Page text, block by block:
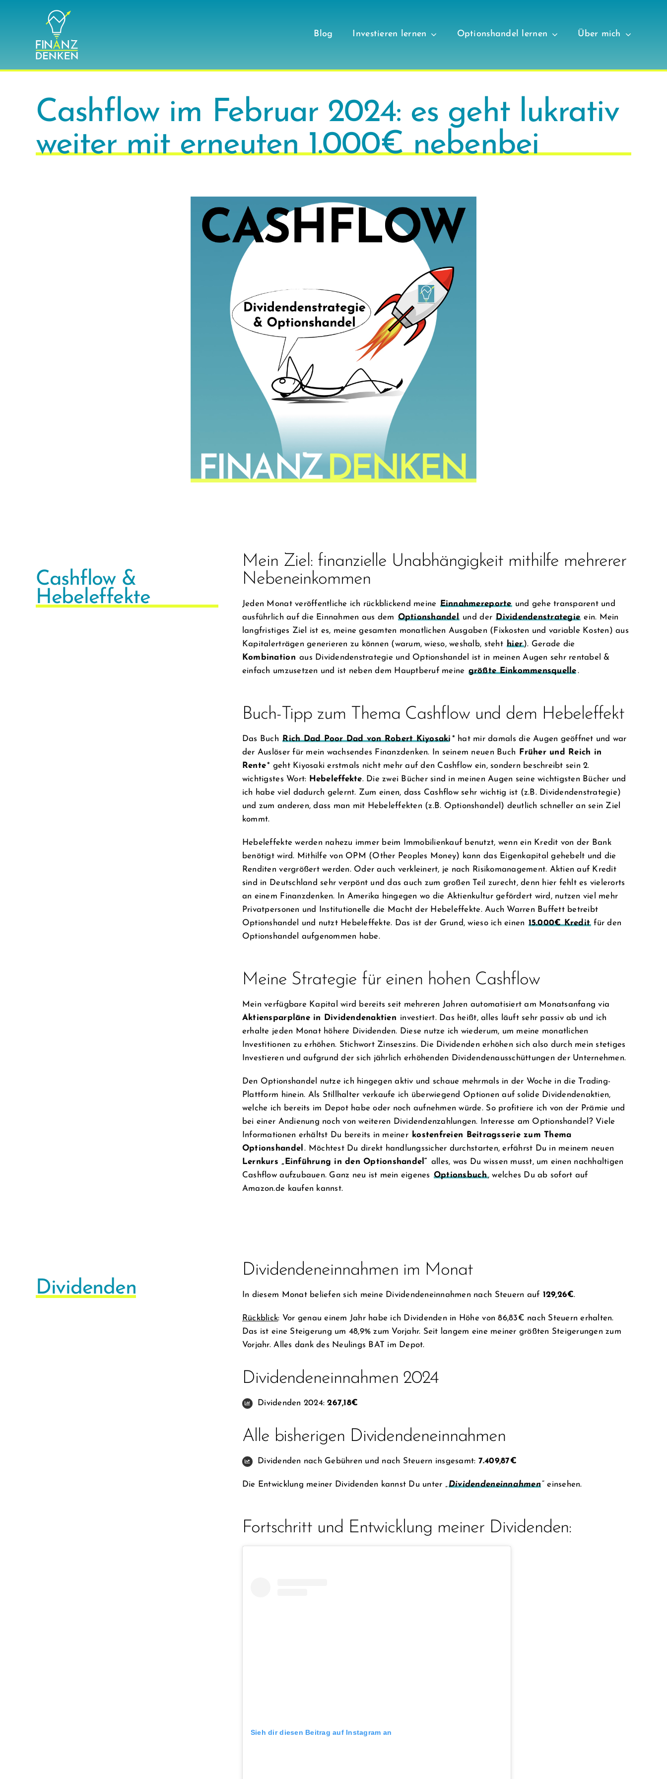
Blog Investieren lernen Optionshandel lernen Über mich
Cashflow im Februar 2024: es geht lukrativ
weiter mit erneuten 1.000€ nebenbei
Cashflow &
Hebeleffekte
Mein Ziel: finanzielle Unabhängigkeit mithilfe mehrerer
Nebeneinkommen
Jeden Monat veröffentliche ich rückblickend meine Einnahmereporte und gehe transparent und
ausführlich auf die Einnahmen aus dem Optionshandel und der Dividendenstrategie ein. Mein
langfristiges Ziel ist es, meine gesamten monatlichen Ausgaben (Fixkosten und variable Kosten) aus
Kapitalerträgen generieren zu können (warum, wieso, weshalb, steht hier). Gerade die
Kombination aus Dividendenstrategie und Optionshandel ist in meinen Augen sehr rentabel &
einfach umzusetzen und ist neben dem Hauptberuf meine größte Einkommensquelle.
Buch-Tipp zum Thema Cashflow und dem Hebeleffekt
Das Buch Rich Dad Poor Dad von Robert Kiyosaki * hat mir damals die Augen geöffnet und war
der Auslöser für mein wachsendes Finanzdenken. In seinem neuen Buch
Früher und Reich in
Rente* geht Kiyosaki erstmals nicht mehr auf den Cashflow ein, sondern beschreibt sein 2.
wichtigstes Wort: Hebeleffekte. Die zwei Bücher sind in meinen Augen seine wichtigsten Bücher und
ich habe viel dadurch gelernt. Zum einen, dass Cashflow sehr wichtig ist (z.B. Dividendenstrategie)
und zum anderen, dass man mit Hebeleffekten (z.B. Optionshandel) deutlich schneller an sein Ziel
kommt.
Hebeleffekte werden nahezu immer beim Immobilienkauf benutzt, wenn ein Kredit von der Bank
benötigt wird. Mithilfe von OPM (Other Peoples Money) kann das Eigenkapital gehebelt und die
Renditen vergrößert werden. Oder auch verkleinert, je nach Risikomanagement. Aktien auf Kredit
sind in Deutschland sehr verpönt und das auch zum großen Teil zurecht, denn hier fehlt es vielerorts
an einem Finanzdenken. In Amerika hingegen wo die Aktienkultur gefördert wird, nutzen viel mehr
Privatpersonen und Institutionelle die Macht der Hebeleffekte. Auch Warren Buffett betreibt
Optionshandel und nutzt Hebeleffekte. Das ist der Grund, wieso ich einen 15.000€ Kredit für den
Optionshandel aufgenommen habe.
Meine Strategie für einen hohen Cashflow
Mein verfügbare Kapital wird bereits seit mehreren Jahren automatisiert am Monatsanfang via
Aktiensparpläne in Dividendenaktien investiert. Das heißt, alles läuft sehr passiv ab und ich
erhalte jeden Monat höhere Dividenden. Diese nutze ich wiederum, um meine monatlichen
Investitionen zu erhöhen. Stichwort Zinseszins. Die Dividenden erhöhen sich also durch mein stetiges
Investieren und aufgrund der sich jährlich erhöhenden Dividendenausschüttungen der Unternehmen.
Den Optionshandel nutze ich hingegen aktiv und schaue mehrmals in der Woche in die Trading-
Plattform hinein. Als Stillhalter verkaufe ich überwiegend Optionen auf solide Dividendenaktien,
welche ich bereits im Depot habe oder noch aufnehmen würde. So profitiere ich von der Prämie und
bei einer Andienung noch von weiteren Dividendenzahlungen. Interesse am Optionshandel? Viele
Informationen erhältst Du bereits in meiner kostenfreien Beitragsserie zum Thema
Optionshandel . Möchtest Du direkt handlungssicher durchstarten, erfährst Du in meinem neuen
Lernkurs „Einführung in den Optionshandel“ alles, was Du wissen musst, um einen nachhaltigen
Cashflow aufzubauen. Ganz neu ist mein eigenes Optionsbuch, welches Du ab sofort auf
Amazon.de kaufen kannst.
Dividenden
Dividendeneinnahmen im Monat
In diesem Monat beliefen sich meine Dividendeneinnahmen nach Steuern auf 129,26€.
Rückblick: Vor genau einem Jahr habe ich Dividenden in Höhe von 86,83€ nach Steuern erhalten.
Das ist eine Steigerung um 48,9% zum Vorjahr. Seit langem eine meiner größten Steigerungen zum
Vorjahr. Alles dank des Neulings BAT im Depot.
Dividendeneinnahmen 2024
Dividenden 2024:267,18€
Alle bisherigen Dividendeneinnahmen
Dividenden nach Gebühren und nach Steuern insgesamt: 7.409,87€
Die Entwicklung meiner Dividenden kannst Du unter „Dividendeneinnahmen“ einsehen.
Fortschritt und Entwicklung meiner Dividenden:
Sieh dir diesen Beitrag auf Instagram an